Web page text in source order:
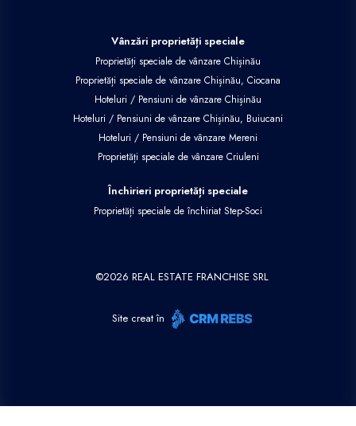
Vânzări proprietăți speciale
Proprietăți speciale de vânzare Chișinău
Proprietăți speciale de vânzare Chișinău, Ciocana
Hoteluri / Pensiuni de vânzare Chișinău
Hoteluri / Pensiuni de vânzare Chișinău, Buiucani
Hoteluri / Pensiuni de vânzare Mereni
Proprietăți speciale de vânzare Criuleni
Închirieri proprietăți speciale
Proprietăți speciale de închiriat Step-Soci
©2026 REAL ESTATE FRANCHISE SRL
Site creat în